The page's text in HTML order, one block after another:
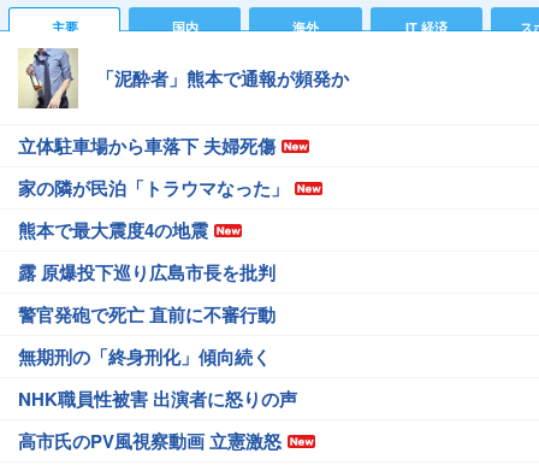
主要 国内 海外 IT 経済 ス
「泥酔者」熊本で通報が頻発か
立体駐車場から車落下 夫婦死傷
家の隣が民泊「トラウマなった」
熊本で最大震度4の地震
露 原爆投下巡り広島市長を批判
警官発砲で死亡 直前に不審行動
無期刑の「終身刑化」傾向続く
NHK職員性被害 出演者に怒りの声
高市氏のPV風視察動画 立憲激怒